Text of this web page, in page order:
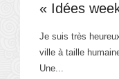
« Idées
Je suis très
ville à taille
Une...